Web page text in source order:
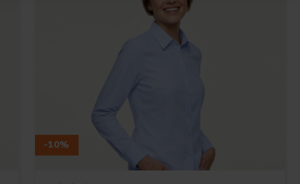
-10%